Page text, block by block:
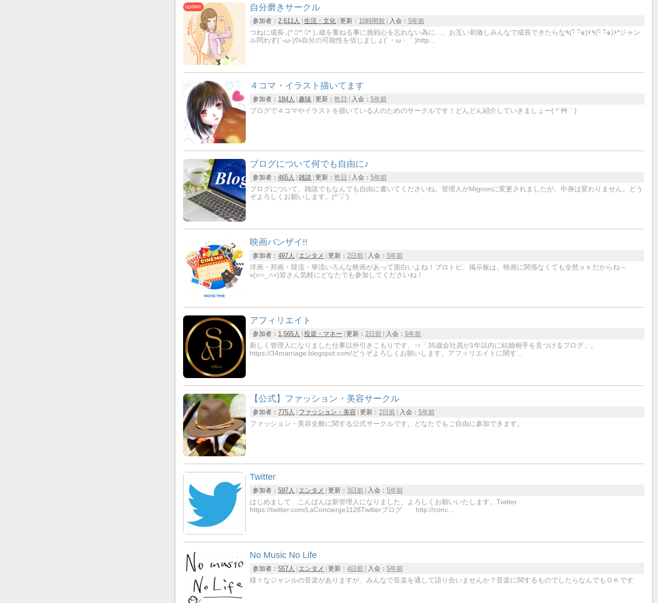
自分磨きサークル
参加者：2,611人 生活・文化 更新： 10時間前 入会： 5年前
つねに成長⸜(* ॑꒳ ॑* )⸝歳を重ねる事に挑戦心を忘れない為に…。お互い刺激しみんなで成長できたらな٩(･ิ ･ิ๑)۶٩(･ิ ･ิ๑)۶*ジャン
ル問わず(´-ω-)ｳﾑ自分の可能性を信じましょ(´・ω・｀)http…
４コマ・イラスト描いてます
参加者： 184人 趣味 更新： 昨日 入会： 5年前
ブログで４コマやイラストを描いている人のためのサークルです！どんどん紹介していきましょー( *´艸｀)
ブログについて何でも自由に♪
参加者：465人 雑談 更新： 昨日 入会： 5年前
ブログについて、雑談でもなんでも自由に書いてくださいね。管理人がMignonに変更されましたが、中身は変わりません。どう
ぞよろしくお願いします。(*'▽')
映画バンザイ!!
参加者：497人 エンタメ 更新：2日前 入会： 5年前
洋画・邦画・韓流・華流いろんな映画があって面白いよね！ブロトピ、掲示板は、映画に関係なくても全然ｏｋだからね～
v(=∩_∩=)皆さん気軽にどなたでも参加してくださいね！
アフィリエイト
参加者： 1,565人 投資・マネー 更新：2日前 入会： 5年前
新しく管理人になりました仕事以外引きこもりです。⇒「35歳会社員が1年以内に結婚相手を見つけるブログ」。
https://34marriage.blogspot.com/どうぞよろしくお願いします。アフィリエイトに関す…
【公式】ファッション・美容サークル
参加者：775人 ファッション・美容 更新：2日前 入会： 5年前
ファッション・美容全般に関する公式サークルです。どなたでもご自由に参加できます。
Twitter
参加者：597人 エンタメ 更新： 3日前 入会： 5年前
はじめまして こんばんは新管理人になりました。よろしくお願いいたします。Twitter
https://twitter.com/LaConcierge1128Twitterブログ http://conc…
No Music No Life
参加者：557人 エンタメ 更新：4日前 入会： 5年前
様々なジャンルの音楽がありますが、みんなで音楽を通して語り合いませんか？音楽に関するものでしたらなんでもＯＫです